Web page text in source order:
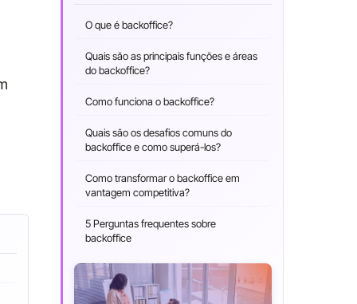
O que é backoffice?
Quais são as principais funções e áreas
do backoffice?
Como funciona o backoffice?
Quais são os desafios comuns do
backoffice e como superá-los?
Como transformar o backoffice em
vantagem competitiva?
5 Perguntas frequentes sobre
backoffice